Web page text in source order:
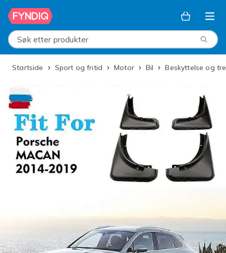
Hopp til hovedinnhold
Søk etter produkter
Startside Sport og fritid Motor Bil Beskyttelse og